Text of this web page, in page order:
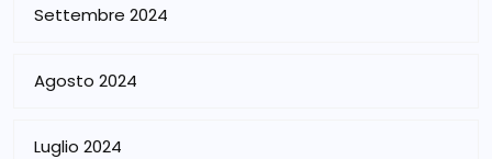
Settembre 2024
Agosto 2024
Luglio 2024